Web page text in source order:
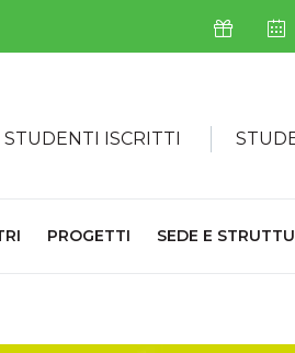
Icona
STUDENTI ISCRITTI
PROGETTI SEDE E